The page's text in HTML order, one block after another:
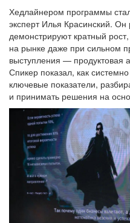
Хедлайнером программы
эксперт Илья Красинский.
демонстрируют кратный
на рынке даже при сильном
выступления — продуктовая
Спикер показал, как
ключевые показатели,
и принимать решения на